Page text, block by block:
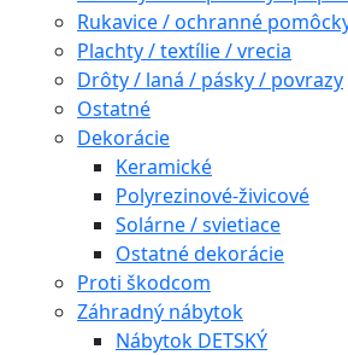
Rukavice / ochranné
Plachty / textílie / vrecia
Drôty / laná / pásky / povrazy
Ostatné
Dekorácie
Keramické
Polyrezinové-živicové
Solárne / svietiace
Ostatné dekorácie
Proti škodcom
Záhradný nábytok
Nábytok DETSKÝ